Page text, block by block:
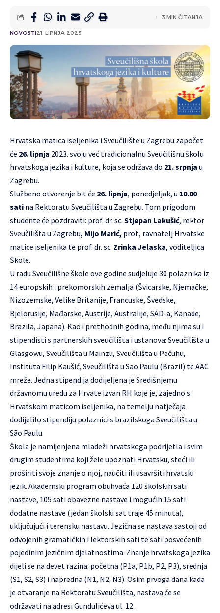
NOVOSTI21. LIPNJA 2023.
3 MIN ČITANJA
Hrvatska matica iseljenika iSveučilište u Zagrebu započet
će 26. lipnja 2023. svoju već tradicionalnu Sveučilišnu školu
hrvatskoga jezika i kulture, koja se održava do 21. srpnja u
Zagrebu.
Službeno otvorenje bit će 26. lipnja, ponedjeljak, u 10.00
sati na Rektoratu Sveučilišta u Zagrebu. Tom prigodom
studente će pozdraviti: prof. dr. sc. Stjepan Lakušić, rektor
Sveučilišta u Zagrebu, Mijo Marić, prof., ravnatelj Hrvatske
matice iseljenika te prof. dr. sc. Zrinka Jelaska, voditeljica
Škole.
U radu Sveučilišne škole ove godine sudjeluje 30 polaznika iz
14 europskih i prekomorskih zemalja (Švicarske, Njemačke,
Nizozemske, Velike Britanije, Francuske, Švedske,
Bjelorusije, Mađarske, Austrije, Australije, SAD-a, Kanade,
Brazila, Japana). Kao i prethodnih godina, među njima su i
stipendisti s partnerskih sveučilišta i ustanova: Sveučilišta u
Glasgowu, Sveučilišta u Mainzu, Sveučilišta u Pečuhu,
Instituta Filip Kaušić, Sveučilišta u Sao Paulu (Brazil) te AAC
mreže. Jedna stipendija dodijeljena je Središnjemu
državnomu uredu za Hrvate izvan RH koje je, zajedno s
Hrvatskom maticom iseljenika, na temelju natječaja
dodijelilo stipendiju polaznici s brazilskoga Sveučilišta u
São Paulu.
Škola je namijenjena mladeži hrvatskoga podrijetla i svim
drugim studentima koji žele upoznati Hrvatsku, steći ili
proširiti svoje znanje o njoj, naučiti ili usavršiti hrvatski
jezik. Akademski program obuhvaća 120 školskih sati
nastave, 105 sati obavezne nastave i mogućih 15 sati
dodatne nastave (jedan školski sat traje 45 minuta),
uključujući i terensku nastavu. Jezična se nastava sastoji od
odvojenih gramatičkih i lektorskih sati te sati posvećenih
pojedinim jezičnim djelatnostima. Znanje hrvatskoga jezika
dijeli se na devet razina: početna (P1a, P1b, P2, P3), srednja
(S1, S2, S3) i napredna (N1, N2, N3). Osim prvoga dana kada
je otvaranje na Rektoratu Sveučilišta, nastava će se
održavati na adresiGundulićeva ul. 12.